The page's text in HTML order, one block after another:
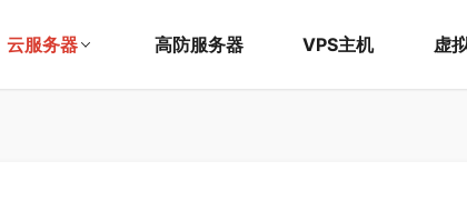
云服务器 高防服务器 VPS主机 虚